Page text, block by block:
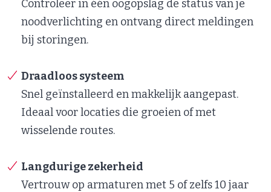
Controleer in één oogopslag de status van je
noodverlichting en ontvang direct meldingen
bij storingen.
Draadloos systeem
Snel geïnstalleerd en makkelijk aangepast.
Ideaal voor locaties die groeien of met
wisselende routes.
Langdurige zekerheid
Vertrouw op armaturen met 5 of zelfs 10 jaar